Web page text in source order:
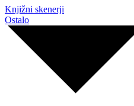
Knjižni skenerji
Ostalo